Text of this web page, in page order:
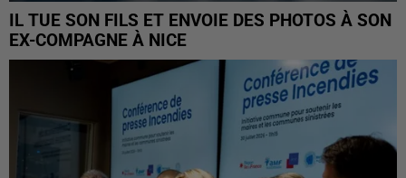
IL TUE SON FILS ET ENVOIE DES PHOTOS À SON
EX-COMPAGNE À NICE